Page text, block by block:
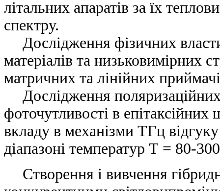
літальних апаратів за їх
спектру.
Дослідження фізичних
матеріалів та низьковимірних
матричних та лінійних
Дослідження
фоточутливості в
вкладу в механізми ТГц
діапазоні температур Т = 80-
Cтворення і вивчення